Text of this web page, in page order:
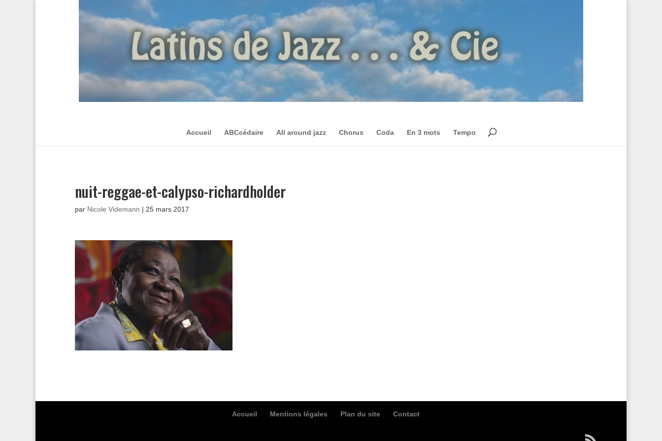
Accueil ABCcédaire All around jazz Chorus Coda En 3 mots Tempo
nuit-reggae-et-calypso-richardholder
par Nicole Videmann | 25 mars 2017
Accueil Mentions légales Plan du site Contact